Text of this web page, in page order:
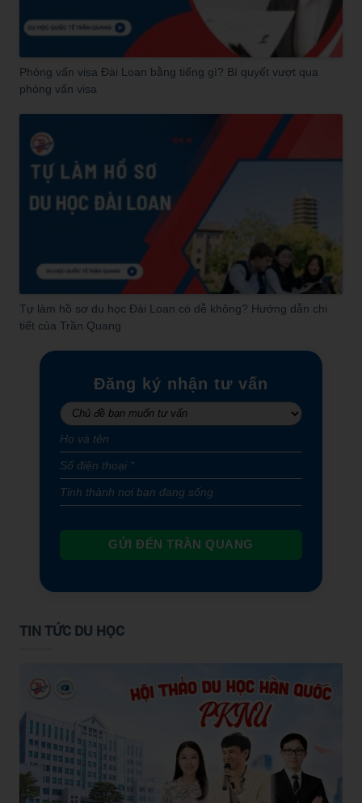
Phỏng vấn visa Đài Loan bằng tiếng gì? Bí quyết vượt qua
phỏng vấn visa
Tự làm hồ sơ du học Đài Loan có dễ không? Hướng dẫn chi
tiết của Trần Quang
Đăng ký nhận tư vấn
GỬI ĐẾN TRẦN QUANG
TIN TỨC DU HỌC